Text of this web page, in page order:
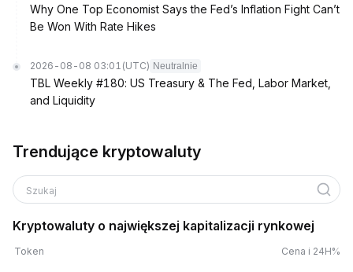
Why One Top Economist Says the Fed’s Inflation Fight Can’t
Be Won With Rate Hikes
2026-08-08 03:01 (UTC) Neutralnie
TBL Weekly #180: US Treasury & The Fed, Labor Market,
and Liquidity
Trendujące kryptowaluty
Szukaj
Kryptowaluty o największej kapitalizacji rynkowej
Token Cena i 24H%